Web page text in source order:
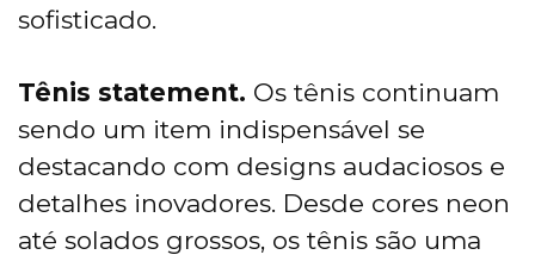
sofisticado.
Tênis statement. Os tênis continuam
sendo um item indispensável se
destacando com designs audaciosos e
detalhes inovadores. Desde cores neon
até solados grossos, os tênis são uma